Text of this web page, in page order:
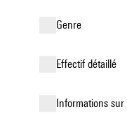
genre
effectif détaillé
informations